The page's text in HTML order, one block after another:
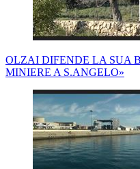
OLZAI DIFENDE LA SUA
MINIERE A S.ANGELO»